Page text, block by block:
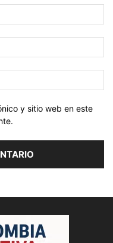
y sitio web en este